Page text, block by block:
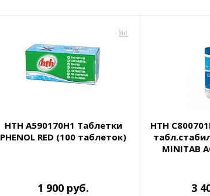
HTH A590170H1 Таблетки
PHENOL RED (100 таблеток)
1 900 руб.
HTH
MINITAB
3